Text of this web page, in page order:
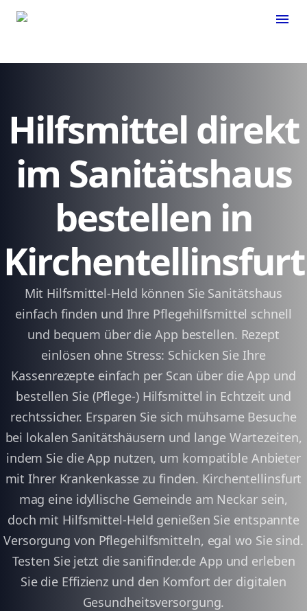
menu
Hilfsmittel direkt
im Sanitätshaus
bestellen in
Kirchentellinsfurt
Mit Hilfsmittel-Held können Sie Sanitätshaus
einfach finden und Ihre Pflegehilfsmittel schnell
und bequem über die App bestellen. Rezept
einlösen ohne Stress: Schicken Sie Ihre
Kassenrezepte einfach per Scan über die App und
bestellen Sie (Pflege-) Hilfsmittel in Echtzeit und
rechtssicher. Ersparen Sie sich mühsame Besuche
bei lokalen Sanitätshäusern und lange Wartezeiten,
indem Sie die App nutzen, um kompatible Anbieter
mit Ihrer Krankenkasse zu finden. Kirchentellinsfurt
mag eine idyllische Gemeinde am Neckar sein,
doch mit Hilfsmittel-Held genießen Sie entspannte
Versorgung von Pflegehilfsmitteln, egal wo Sie sind.
Testen Sie jetzt die sanifinder.de App und erleben
Sie die Effizienz und den Komfort der digitalen
Gesundheitsversorgung.